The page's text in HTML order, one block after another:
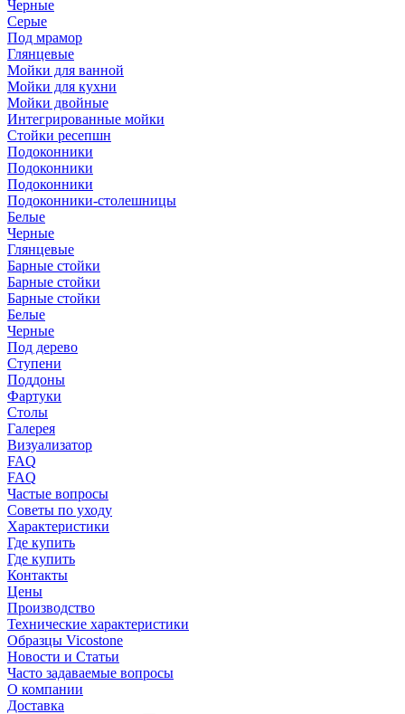
Черные
Серые
Под мрамор
Глянцевые
Мойки для ванной
Мойки для кухни
Мойки двойные
Интегрированные мойки
Стойки ресепшн
Подоконники
Подоконники
Подоконники
Подоконники-столешницы
Белые
Черные
Глянцевые
Барные стойки
Барные стойки
Барные стойки
Белые
Черные
Под дерево
Ступени
Поддоны
Фартуки
Столы
Галерея
Визуализатор
FAQ
FAQ
Частые вопросы
Советы по уходу
Характеристики
Где купить
Где купить
Контакты
Цены
Производство
Технические характеристики
Образцы Vicostone
Новости и Статьи
Часто задаваемые вопросы
О компании
Доставка